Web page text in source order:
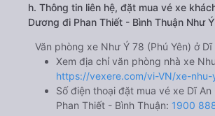
h. Thông tin liên hệ, đặt mua vé xe
Dương đi Phan Thiết - Bình Thuận Như
Văn phòng xe Như Ý 78 (Phú Yên) ở
Xem địa chỉ văn phòng nhà xe
https://vexere.com/vi-VN/xe-
Số điện thoại đặt mua vé xe Dĩ An
Phan Thiết - Bình Thuận: 1900